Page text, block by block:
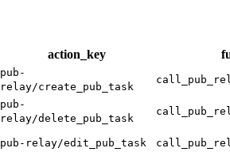
action_key
pub-
relay/create_pub_task
pub-
relay/delete_pub_task
pub-relay/edit_pub_task